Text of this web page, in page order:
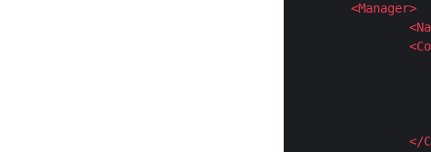
<Manager>
<
<
</